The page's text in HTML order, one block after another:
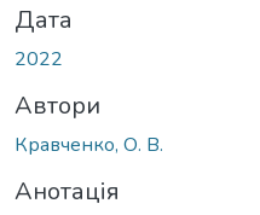
Дата
2022
Автори
Кравченко, О. В.
Анотація